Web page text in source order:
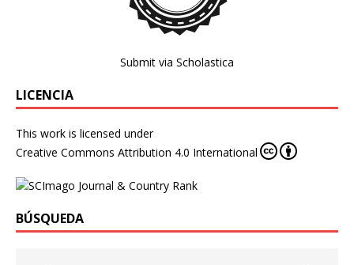
Submit via Scholastica
LICENCIA
This work is licensed under
Creative Commons Attribution 4.0 International
BÚSQUEDA